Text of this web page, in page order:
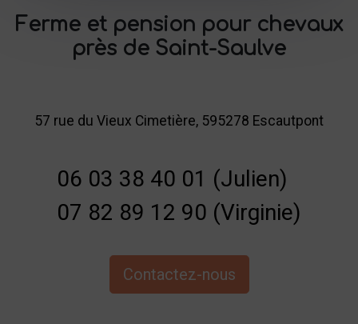
Ferme et pension pour chevaux
près de Saint-Saulve
57 rue du Vieux Cimetière, 595278 Escautpont
06 03 38 40 01 (Julien)
07 82 89 12 90 (Virginie)
Contactez-nous